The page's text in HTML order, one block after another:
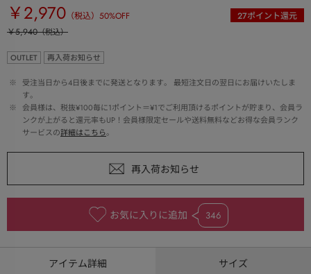
￥2,970 （税込） 50%OFF 27ポイント還元
￥5,940（税込）
OUTLET 再入荷お知らせ
※
受注当日から4日後までに発送となります。 最短注文日の翌日にお届けいたしま
す。
※
会員様は、税抜¥100毎に1ポイント＝¥1でご利用頂けるポイントが貯まり、会員ラ
ンクが上がると還元率もUP！会員様限定セールや送料無料などお得な会員ランク
サービスの詳細はこちら。
お気に入りに追加 346
アイテム詳細 サイズ